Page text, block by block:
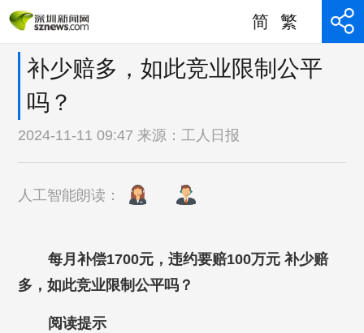
简 繁
补少赔多，如此竞业限制公平
吗？
2024-11-11 09:47 来源： 工人日报
人工智能朗读：
每月补偿1700元，违约要赔100万元 补少赔
多，如此竞业限制公平吗？
阅读提示